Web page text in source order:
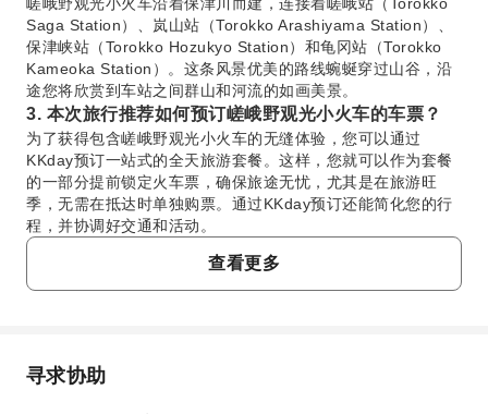
Saga Station）、岚山站（Torokko Arashiyama Station）、
保津峡站（Torokko Hozukyo Station）和龟冈站（Torokko
Kameoka Station）。这条风景优美的路线蜿蜒穿过山谷，沿
途您将欣赏到车站之间群山和河流的如画美景。
3. 本次旅行推荐如何预订嵯峨野观光小火车的车票？
为了获得包含嵯峨野观光小火车的无缝体验，您可以通过
KKday预订一站式的全天旅游套餐。这样，您就可以作为套餐
的一部分提前锁定火车票，确保旅途无忧，尤其是在旅游旺
季，无需在抵达时单独购票。通过KKday预订还能简化您的行
程，并协调好交通和活动。
4. 岚山一日游包含怎样的自助午餐，是否含饮品？
岚山一日游包含丰盛的日式自助午餐（all-you-can-eat）。餐
厅提供种类丰富的日本料理，满足不同口味的需求。此外，软
的体验，是否包含在基础行程中？
保津川游船提供独特的体验，由经验丰富的船夫带领，在惊险
查看更多
常问问题
寻求协助